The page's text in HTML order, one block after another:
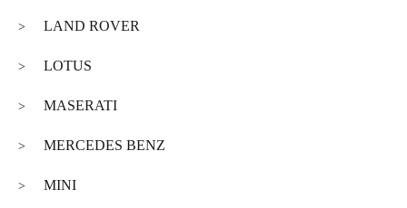
> LAND ROVER
> LOTUS
> MASERATI
> MERCEDES BENZ
> MINI